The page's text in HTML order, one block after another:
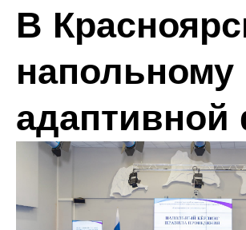
В
напольному
адаптивной